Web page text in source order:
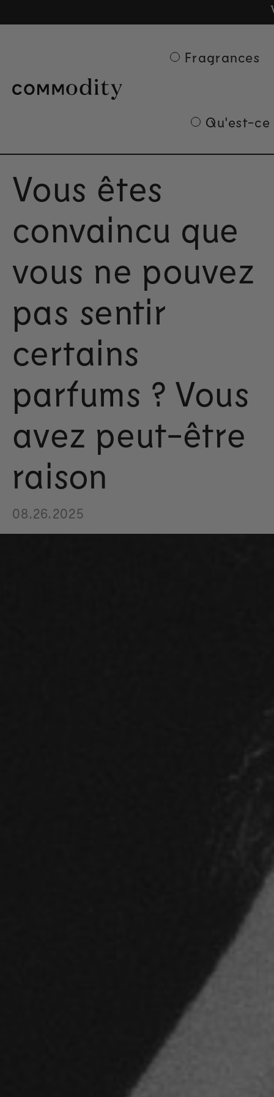
Fragrances
Qu'est-ce
Vous êtes
convaincu que
vous ne pouvez
pas sentir
certains
parfums ? Vous
avez peut-être
raison
08.26.2025